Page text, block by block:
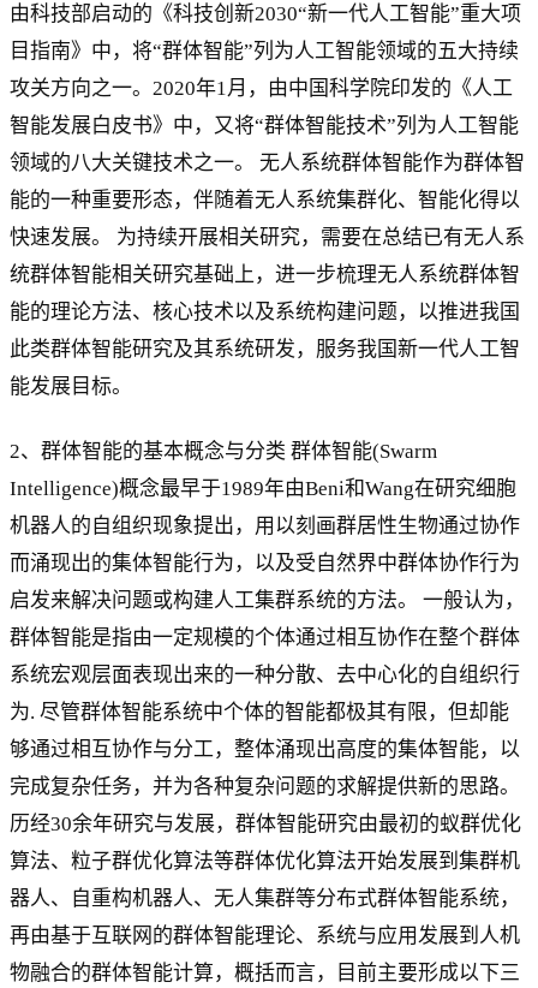
由科技部启动的《科技创新2030“新一代人工智能”重大项
目指南》中，将“群体智能”列为人工智能领域的五大持续
攻关方向之一。2020年1月，由中国科学院印发的《人工
智能发展白皮书》中，又将“群体智能技术”列为人工智能
领域的八大关键技术之一。 无人系统群体智能作为群体智
能的一种重要形态，伴随着无人系统集群化、智能化得以
快速发展。 为持续开展相关研究，需要在总结已有无人系
统群体智能相关研究基础上，进一步梳理无人系统群体智
能的理论方法、核心技术以及系统构建问题，以推进我国
此类群体智能研究及其系统研发，服务我国新一代人工智
能发展目标。
2、群体智能的基本概念与分类 群体智能(Swarm
Intelligence)概念最早于1989年由Beni和Wang在研究细胞
机器人的自组织现象提出，用以刻画群居性生物通过协作
而涌现出的集体智能行为，以及受自然界中群体协作行为
启发来解决问题或构建人工集群系统的方法。 一般认为，
群体智能是指由一定规模的个体通过相互协作在整个群体
系统宏观层面表现出来的一种分散、去中心化的自组织行
为. 尽管群体智能系统中个体的智能都极其有限，但却能
够通过相互协作与分工，整体涌现出高度的集体智能，以
完成复杂任务，并为各种复杂问题的求解提供新的思路。
历经30余年研究与发展，群体智能研究由最初的蚁群优化
算法、粒子群优化算法等群体优化算法开始发展到集群机
器人、自重构机器人、无人集群等分布式群体智能系统，
再由基于互联网的群体智能理论、系统与应用发展到人机
物融合的群体智能计算，概括而言，目前主要形成以下三